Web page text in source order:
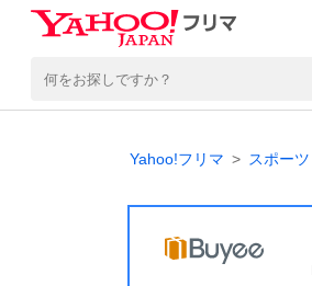
Yahoo!フリマ スポーツ